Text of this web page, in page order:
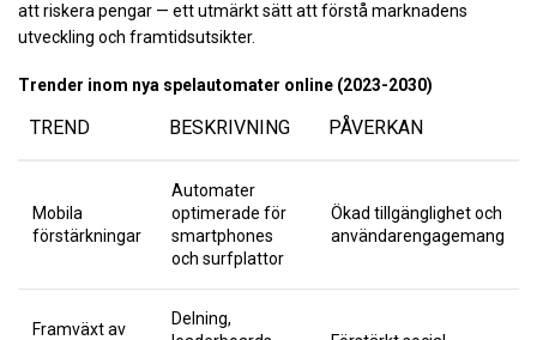
att riskera pengar — ett utmärkt sätt att förstå marknadens
utveckling och framtidsutsikter.
Trender inom nya spelautomater online (2023-2030)
TREND BESKRIVNING PÅVERKAN
Mobila
förstärkningar
Automater
optimerade för
smartphones
och surfplattor
Ökad tillgänglighet och
användarengagemang
Framväxt av
Delning,